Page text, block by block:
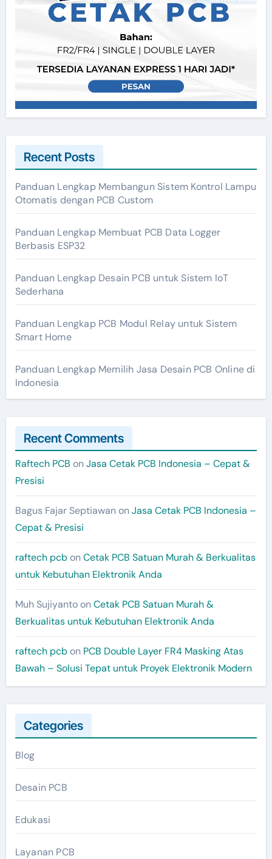
Recent Posts
Panduan Lengkap Membangun Sistem Kontrol Lampu
Otomatis dengan PCB Custom
Panduan Lengkap Membuat PCB Data Logger
Berbasis ESP32
Panduan Lengkap Desain PCB untuk Sistem IoT
Sederhana
Panduan Lengkap PCB Modul Relay untuk Sistem
Smart Home
Panduan Lengkap Memilih Jasa Desain PCB Online di
Indonesia
Recent Comments
Raftech PCB onJasa Cetak PCB Indonesia – Cepat &
Presisi
Bagus Fajar SeptiawanonJasa Cetak PCB Indonesia –
Cepat & Presisi
raftech pcbonCetak PCB Satuan Murah & Berkualitas
untuk Kebutuhan Elektronik Anda
Muh SujiyantoonCetak PCB Satuan Murah &
Berkualitas untuk Kebutuhan Elektronik Anda
raftech pcbon PCB Double Layer FR4 Masking Atas
Bawah – Solusi Tepat untuk Proyek Elektronik Modern
Categories
Blog
Desain PCB
Edukasi
Layanan PCB